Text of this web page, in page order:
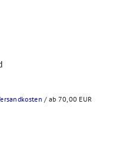
/ ab 70,00 EUR